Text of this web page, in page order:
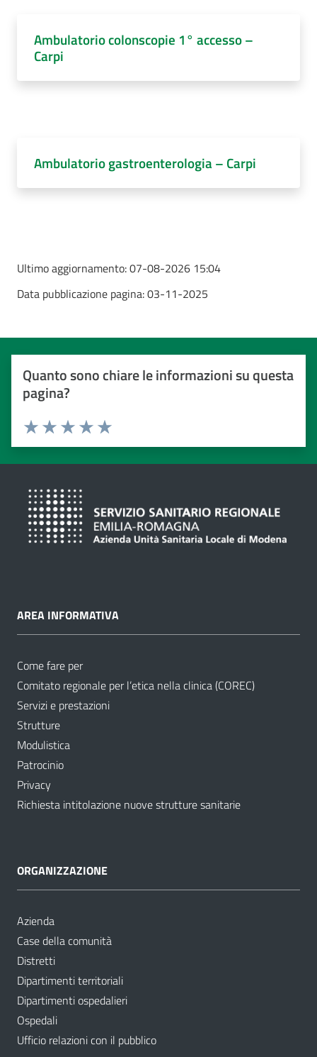
Ambulatorio colonscopie 1° accesso –
Carpi
Ambulatorio gastroenterologia – Carpi
Ultimo aggiornamento:07-08-2026 15:04
Data pubblicazione pagina:03-11-2025
Quanto sono chiare le informazioni su questa
pagina?
Valuta da 1 a 5 stelle
Valuta 5 stelle su 5
Valuta 4 stelle su 5
Valuta 3 stelle su 5
Valuta 2 stelle su 5
Valuta 1 stelle su 5
AREA INFORMATIVA
Come fare per
Comitato regionale per l’etica nella clinica (COREC)
Servizi e prestazioni
Strutture
Modulistica
Patrocinio
Privacy
Richiesta intitolazione nuove strutture sanitarie
ORGANIZZAZIONE
Azienda
Case della comunità
Distretti
Dipartimenti territoriali
Dipartimenti ospedalieri
Ospedali
Ufficio relazioni con il pubblico